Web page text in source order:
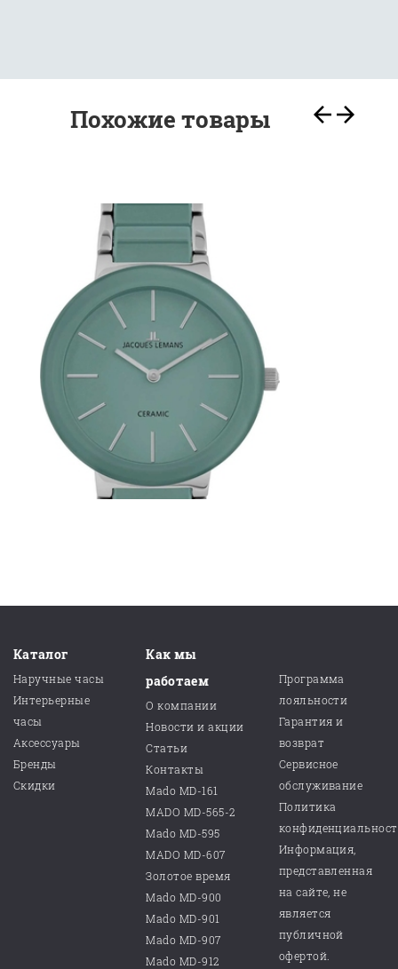
Похожие товары
Каталог
Наручные часы
Интерьерные
часы
Аксессуары
Бренды
Скидки
Как мы
работаем
О компании
Новости и акции
Статьи
Контакты
Mado MD-161
MADO MD-565-2
Mado MD-595
MADO MD-607
Золотое время
Mado MD-900
Mado MD-901
Mado MD-907
Mado MD-912
Программа
лояльности
Гарантия и
возврат
Сервисное
обслуживание
Политика
Информация,
представленная
на сайте, не
является
публичной
офертой.